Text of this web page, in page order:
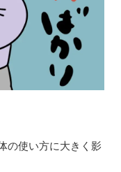
の使い方に大きく影